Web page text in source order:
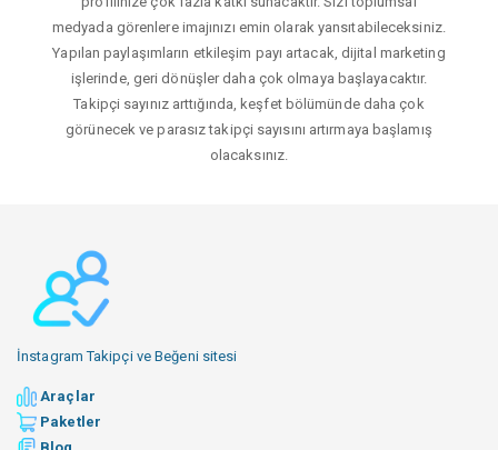
medyada görenlere imajınızı emin olarak yansıtabileceksiniz.
Yapılan paylaşımların etkileşim payı artacak, dijital marketing
işlerinde, geri dönüşler daha çok olmaya başlayacaktır.
Takipçi sayınız arttığında, keşfet bölümünde daha çok
görünecek ve parasız takipçi sayısını artırmaya başlamış
olacaksınız.
İnstagram Takipçi ve Beğeni sitesi
Araçlar
Paketler